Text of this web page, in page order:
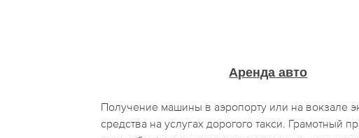
Аренда авто
Получение машины в аэропорту или на вокзале
средства на услугах дорогого такси. Грамотный